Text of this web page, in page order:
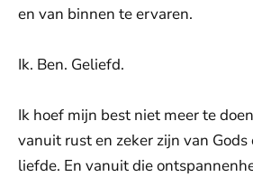
en van binnen te ervaren.
Ik. Ben. Geliefd.
Ik hoef mijn best niet meer te
vanuit rust en zeker zijn van
liefde. En vanuit die